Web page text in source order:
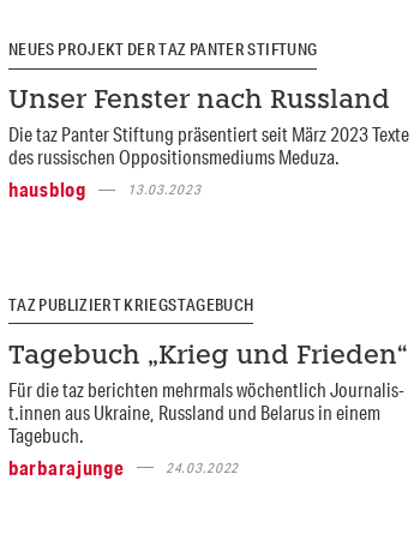
NEUES PROJEKT DER TAZ PANTER STIFTUNG
Unser Fenster nach Russland
Die taz Panter Stiftung präsentiert seit März 2023 Texte
des russischen Oppositionsmediums Meduza.
hausblog
13.03.2023
TAZ PUBLIZIERT KRIEGSTAGEBUCH
Tagebuch „Krieg und Frieden“
Für die taz berichten mehrmals wöchentlich Jour­na­lis­
t.in­nen aus Ukraine, Russland und Belarus in einem
Tagebuch.
barbarajunge
24.03.2022